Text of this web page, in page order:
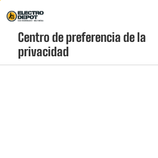
Menú
Centro de preferencia de la
privacidad